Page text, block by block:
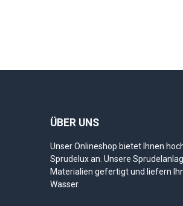
ÜBER UNS
Unser Onlineshop bietet Ihnen
Sprudelux an. Unsere
Materialien gefertigt und liefern
Wasser.